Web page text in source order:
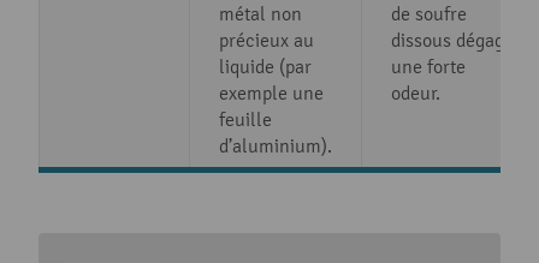
métal non
précieux au
liquide (par
exemple une
feuille
d’aluminium).
de soufre
dissous dégage
une forte
odeur.